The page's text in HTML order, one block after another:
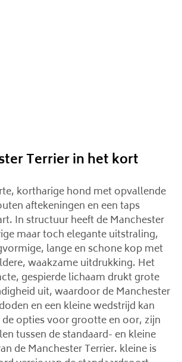
Terrier in het kort
kortharige hond met opvallende
aftekeningen en een taps
In structuur heeft de Manchester
maar toch elegante uitstraling,
lange en schone kop met
waakzame uitdrukking. Het
gespierde lichaam drukt grote
uit, waardoor de Manchester
en een kleine wedstrijd kan
de opties voor grootte en oor, zijn
tussen de standaard- en kleine
de Manchester Terrier. kleine is